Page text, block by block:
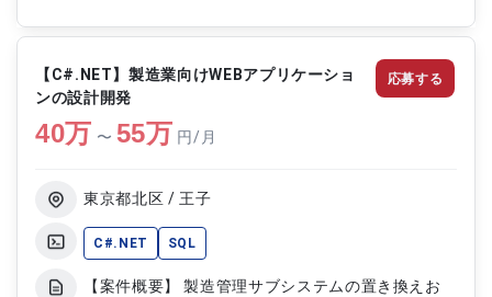
の要件定義および設計対応 ・JavaおよびOracleを
用いたシステム開発 ・Pythonを利用した画面機能
の実装 ・既存機能の改修および保守対応 ・テスト
実施および不具合修正対応
【C#.NET】製造業向けWEBアプリケーショ
ンの設計開発
40万 〜 55万 円/月
東京都北区 / 王子
C#.NET SQL
【案件概要】 製造管理サブシステムの置き換えお
応募する